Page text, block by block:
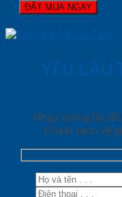
ĐẶT MUA NGAY
YÊU CẦU
Nhập thông tin để
Chính sách về